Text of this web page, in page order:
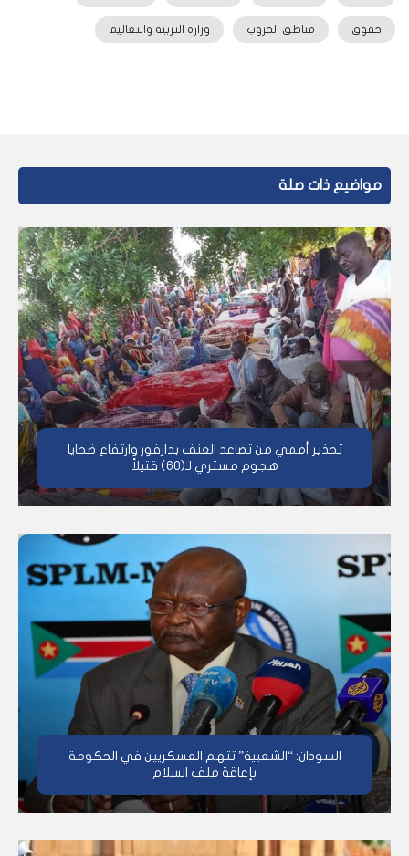
حقوق مناطق الحروب وزارة التربية والتعاليم
مواضيع ذات صلة
تحذير أممي من تصاعد العنف بدارفور وارتفاع ضحايا
هجوم مستري لـ(60) قتيلاً
السودان: “الشعبية” تتهم العسكريين في الحكومة
بإعاقة ملف السلام